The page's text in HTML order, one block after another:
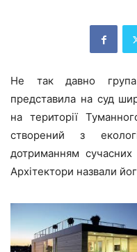
Не так давно група
представила на суд
на території
створений з
дотриманням
Архітектори назвали